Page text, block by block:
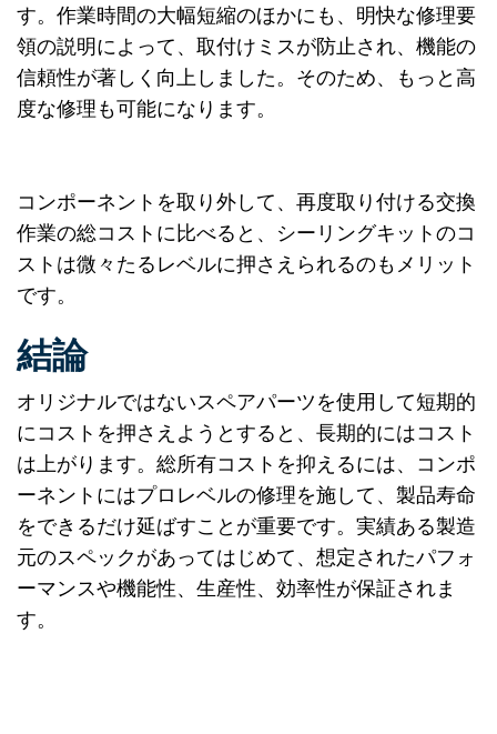
す。作業時間の大幅短縮のほかにも、明快な修理要
領の説明によって、取付けミスが防止され、機能の
信頼性が著しく向上しました。そのため、もっと高
度な修理も可能になります。
コンポーネントを取り外して、再度取り付ける交換
作業の総コストに比べると、シーリングキットのコ
ストは微々たるレベルに押さえられるのもメリット
です。
結論
オリジナルではないスペアパーツを使用して短期的
にコストを押さえようとすると、長期的にはコスト
は上がります。総所有コストを抑えるには、コンポ
ーネントにはプロレベルの修理を施して、製品寿命
をできるだけ延ばすことが重要です。実績ある製造
元のスペックがあってはじめて、想定されたパフォ
ーマンスや機能性、生産性、効率性が保証されま
す。